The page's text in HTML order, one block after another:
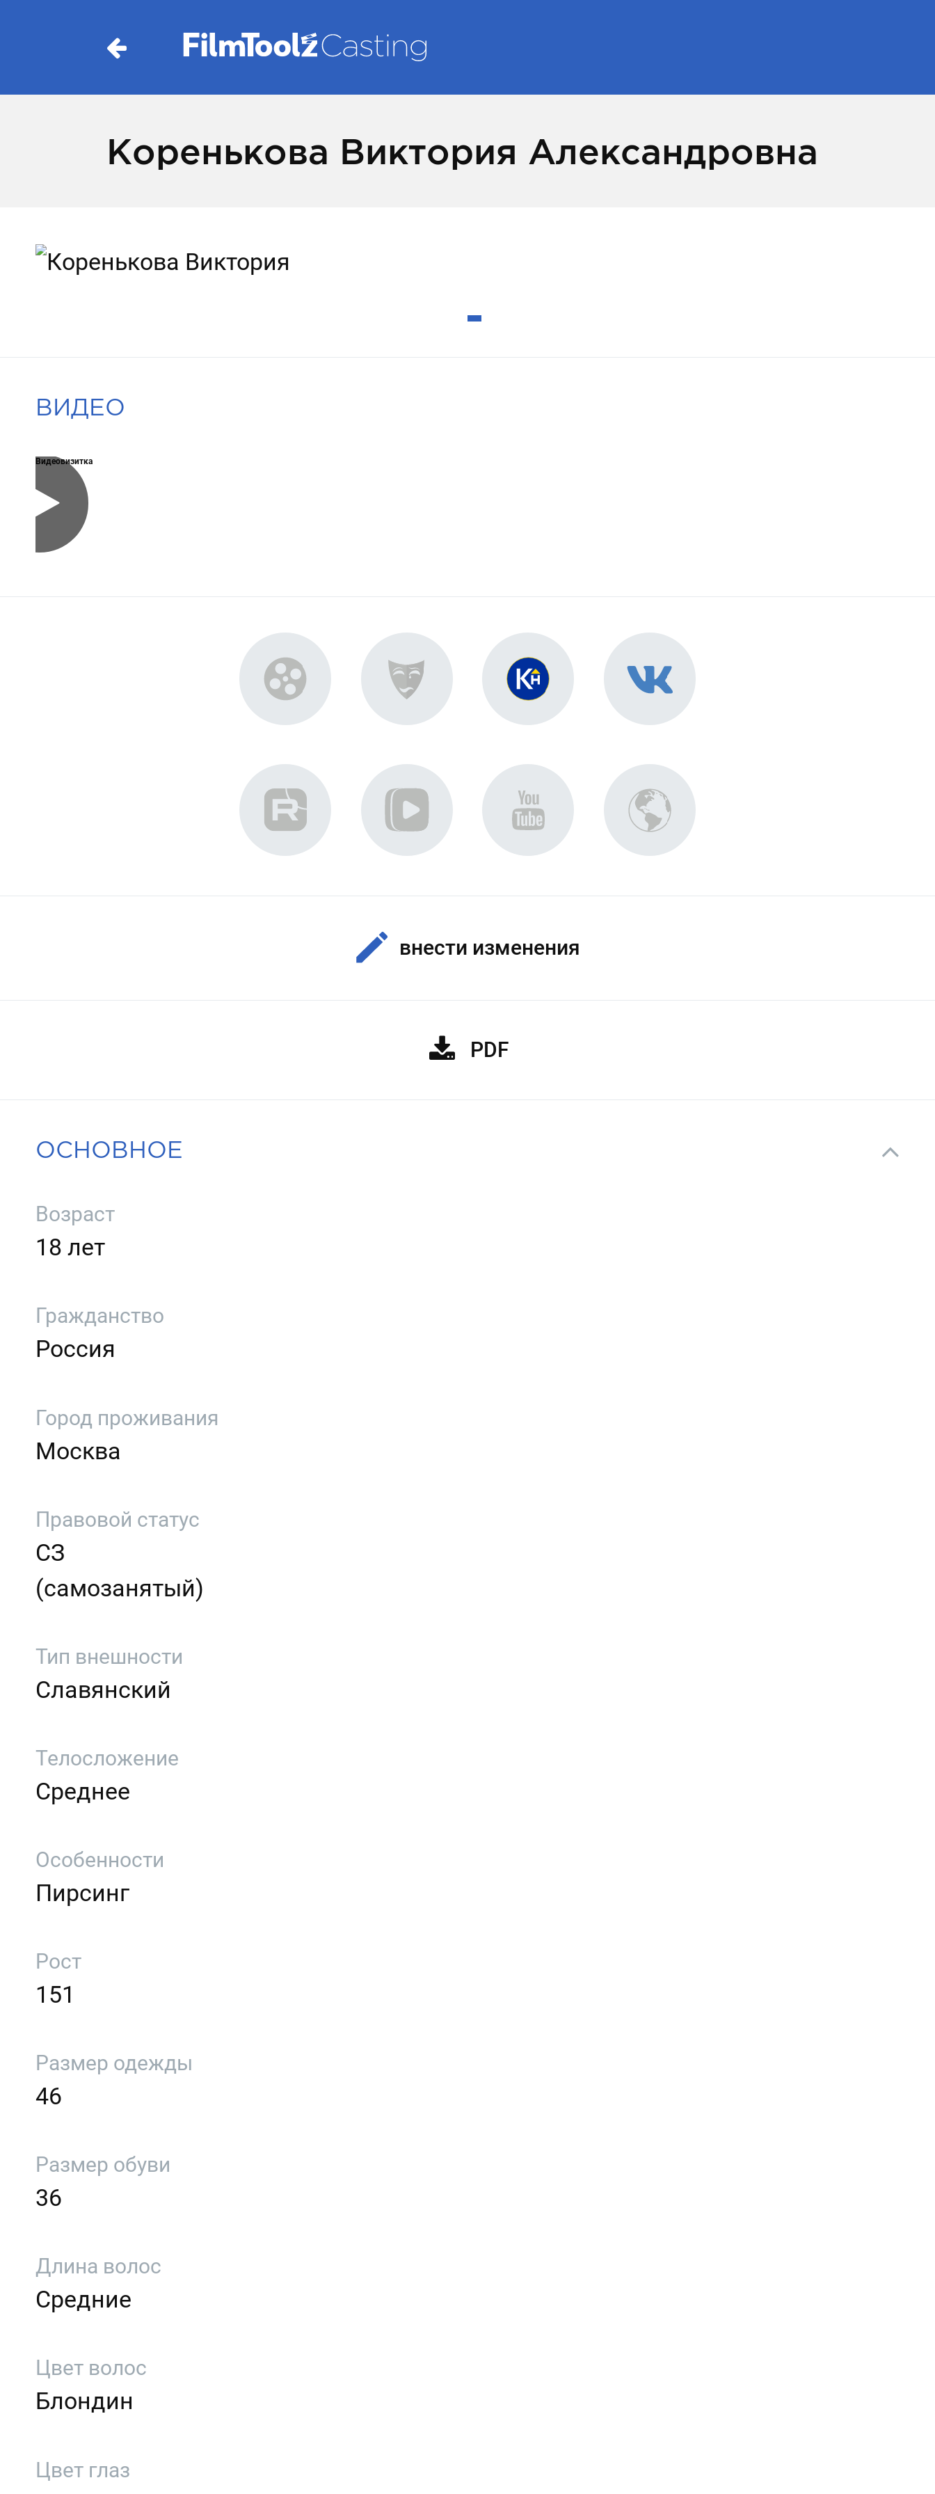
Коренькова Виктория Александровна
ВИДЕО
Видеовизитка
внести изменения
PDF
ОСНОВНОЕ
Возраст
18 лет
Гражданство
Россия
Город проживания
Москва
Правовой статус
СЗ
(самозанятый)
Тип внешности
Славянский
Телосложение
Среднее
Особенности
Пирсинг
Рост
151
Размер одежды
46
Размер обуви
36
Длина волос
Средние
Цвет волос
Блондин
Цвет глаз